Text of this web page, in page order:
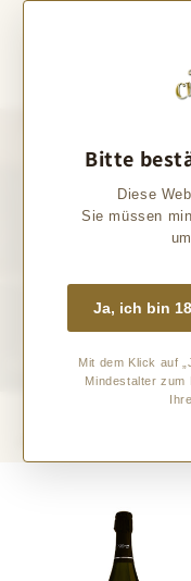
Entdeckt mit uns
Von unseren regelmäßigen
Bitte
Diese
Sie müssen
Ja, ich bin
Mit dem Klick auf
Mindestalter zum